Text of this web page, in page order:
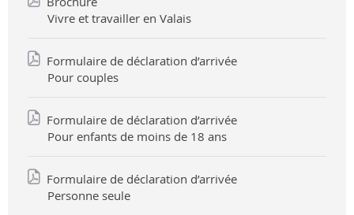
Vivre et travailler en Valais
Formulaire de déclaration d’arrivée
Pour couples
Formulaire de déclaration d’arrivée
Pour enfants de moins de 18 ans
Formulaire de déclaration d’arrivée
Personne seule